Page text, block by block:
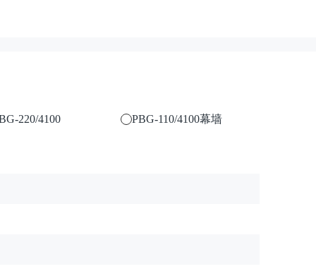
220/4100
PBG-110/4100幕墙